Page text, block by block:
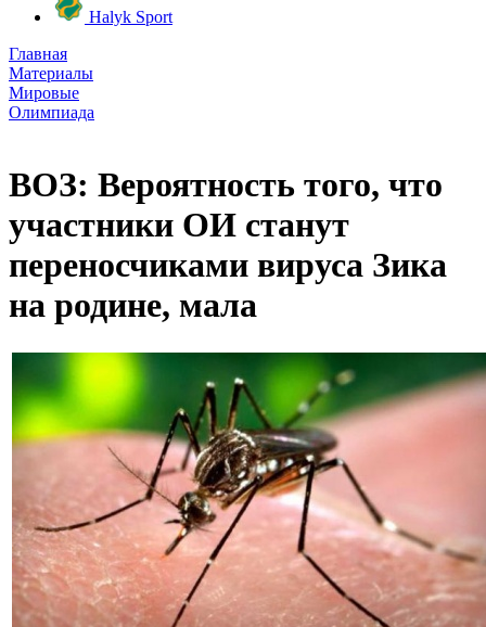
Halyk Sport
Главная
Материалы
Мировые
Олимпиада
ВОЗ: Вероятность того, что
участники ОИ станут
переносчиками вируса Зика
на родине, мала